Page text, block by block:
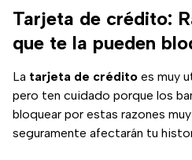
Tarjeta de crédito:
que te la pueden
La tarjeta de crédito es muy
pero ten cuidado porque los
bloquear por estas razones
seguramente afectarán tu